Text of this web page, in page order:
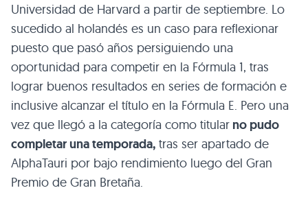
Universidad de Harvard a partir de septiembre. Lo
sucedido al holandés es un caso para reflexionar
puesto que pasó años persiguiendo una
oportunidad para competir en la Fórmula 1, tras
lograr buenos resultados en series de formación e
inclusive alcanzar el título en la Fórmula E. Pero una
vez que llegó a la categoría como titular no pudo
completar una temporada, tras ser apartado de
AlphaTauri por bajo rendimiento luego del Gran
Premio de Gran Bretaña.